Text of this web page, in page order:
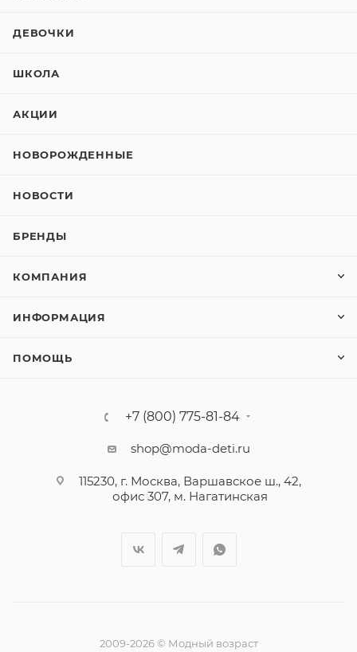
ДЕВОЧКИ
ШКОЛА
АКЦИИ
НОВОРОЖДЕННЫЕ
НОВОСТИ
БРЕНДЫ
КОМПАНИЯ
ИНФОРМАЦИЯ
ПОМОЩЬ
+7 (800) 775-81-84
shop@moda-deti.ru
115230, г. Москва, Варшавское ш., 42,
офис 307, м. Нагатинская
2009-2026 © Модный возраст